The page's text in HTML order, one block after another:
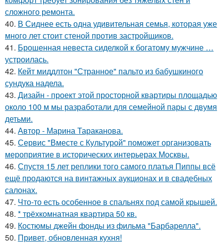
сложного ремонта.
40. В Сиднее есть одна удивительная семья, которая уже
много лет стоит стеной против застройщиков.
41. Брошенная невеста сиделкой к богатому мужчине …
устроилась.
42. Кейт миддлтон "Странное" пальто из бабушкиного
сундука надела.
43. Дизайн - проект этой просторной квартиры площадью
около 100 м мы разработали для семейной пары с двумя
детьми.
44. Автор - Марина Тараканова.
45. Сервис "Вместе с Культурой" поможет организовать
мероприятие в исторических интерьерах Москвы.
46. Спустя 15 лет реплики того самого платья Пиппы всё
ещё продаются на винтажных аукционах и в свадебных
салонах.
47. Что-то есть особенное в спальнях под самой крышей.
48. * трёхкомнатная квартира 50 кв.
49. Костюмы джейн фонды из фильма "Барбарелла".
50. Привет, обновленная кухня!